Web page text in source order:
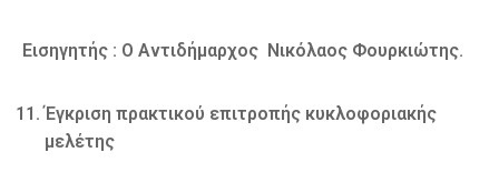
Εισηγητής : Ο Αντιδήμαρχος Νικόλαος Φουρκιώτης.
Έγκριση πρακτικού επιτροπής κυκλοφοριακής
μελέτης